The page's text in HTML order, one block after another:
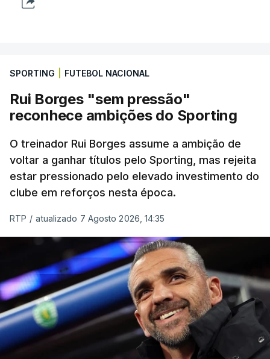
SPORTING FUTEBOL NACIONAL
Rui Borges "sem pressão"
reconhece ambições do Sporting
O treinador Rui Borges assume a ambição de
voltar a ganhar títulos pelo Sporting, mas rejeita
estar pressionado pelo elevado investimento do
clube em reforços nesta época.
RTP / atualizado 7 Agosto 2026, 14:35